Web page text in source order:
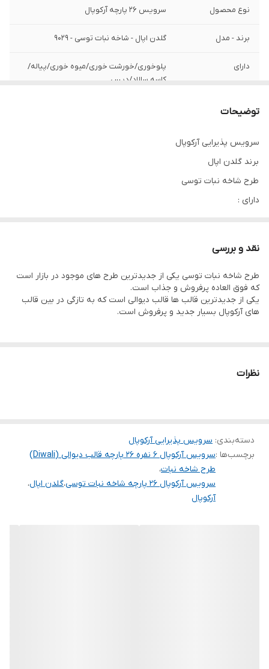
نوع محصول سرویس ۲۶ پارچه آرکوپال
برند - مدل گلدن اپال - شاخه نبات توسی - ۹۰۲۹
دارای
پلوخوری/خورشت خوری/میوه خوری/پیاله/
کاسه سالاد/دیس
سبک و قالب
توضیحات
سرویس پذیرایی آرکوپال
برند گلدن اپال
طرح شاخه نبات توسی
دارای :
فوق العاده عالی و جدید
قالب دیوالی
نقد و بررسی
طرح شاخه نبات توسی یکی از جدیدترین طرح های موجود در بازار است
که فوق العاده پرفروش و جذاب است‌.
یکی از جدیدترین قالب ها قالب دیوالی است که به تازگی در بین قالب
های آرکوپال بسیار جدید و پرفروش است.
نظرات
دسته‌بندی: سرویس پذیرایی آرکوپال
برچسب‌ها :
سرویس آرکوپال ۶ نفره ۲۶ پارچه قالب دیوالی (Diwali)
طرح شاخه نبات،
سرویس آرکوپال ۲۶ پارچه شاخه نبات توسی
،گلدن اپال،
آرکوپال